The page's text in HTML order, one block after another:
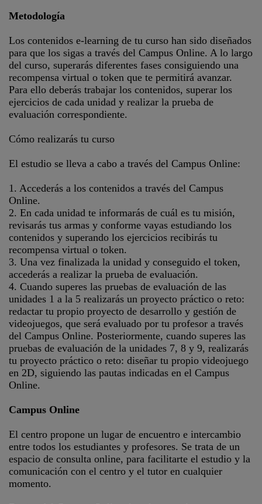
Metodología
Los contenidos e-learning de tu curso han sido diseñados
para que los sigas a través del Campus Online. A lo largo
del curso, superarás diferentes fases consiguiendo una
recompensa virtual o token que te permitirá avanzar.
Para ello deberás trabajar los contenidos, superar los
ejercicios de cada unidad y realizar la prueba de
evaluación correspondiente.
Cómo realizarás tu curso
El estudio se lleva a cabo a través del Campus Online:
1. Accederás a los contenidos a través del Campus
Online.
2. En cada unidad te informarás de cuál es tu misión,
revisarás tus armas y conforme vayas estudiando los
contenidos y superando los ejercicios recibirás tu
recompensa virtual o token.
3. Una vez finalizada la unidad y conseguido el token,
accederás a realizar la prueba de evaluación.
4. Cuando superes las pruebas de evaluación de las
unidades 1 a la 5 realizarás un proyecto práctico o reto:
redactar tu propio proyecto de desarrollo y gestión de
videojuegos, que será evaluado por tu profesor a través
del Campus Online. Posteriormente, cuando superes las
pruebas de evaluación de la unidades 7, 8 y 9, realizarás
tu proyecto práctico o reto: diseñar tu propio videojuego
en 2D, siguiendo las pautas indicadas en el Campus
Online.
Campus Online
El centro propone un lugar de encuentro e intercambio
entre todos los estudiantes y profesores. Se trata de un
espacio de consulta online, para facilitarte el estudio y la
comunicación con el centro y el tutor en cualquier
momento.